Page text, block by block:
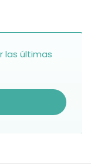
las últimas